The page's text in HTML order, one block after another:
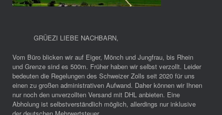
GRÜEZI LIEBE NACHBARN,
Vom Büro blicken wir auf Eiger, Mönch und Jungfrau, bis Rhein
und Grenze sind es 500m. Früher haben wir selbst verzollt. Leider
bedeuten die Regelungen des Schweizer Zolls seit 2020 für uns
einen zu großen administrativen Aufwand. Daher können wir Ihnen
nur noch den unverzollten Versand mit DHL anbieten. Eine
Abholung ist selbstverständlich möglich, allerdings nur inklusive